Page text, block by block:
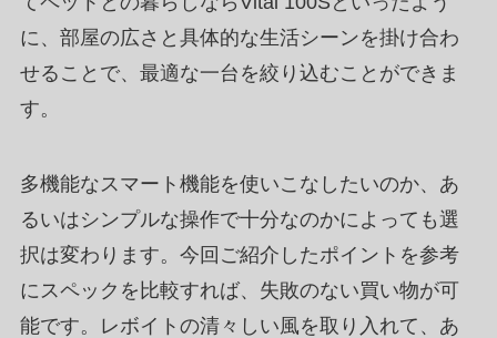
に、部屋の広さと具体的な生活シーンを掛け合わ
せることで、最適な一台を絞り込むことができま
す。
多機能なスマート機能を使いこなしたいのか、あ
るいはシンプルな操作で十分なのかによっても選
択は変わります。今回ご紹介したポイントを参考
にスペックを比較すれば、失敗のない買い物が可
能です。レボイトの清々しい風を取り入れて、あ